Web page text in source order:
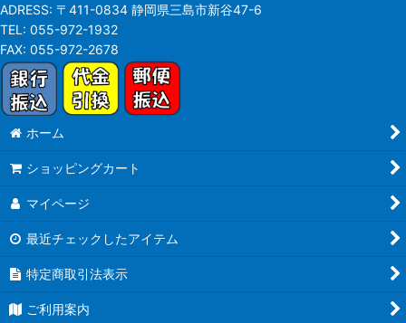
ADRESS: 〒411-0834 静岡県三島市新谷47-6
TEL: 055-972-1932
FAX: 055-972-2678
ホーム
ショッピングカート
マイページ
最近チェックしたアイテム
特定商取引法表示
ご利用案内